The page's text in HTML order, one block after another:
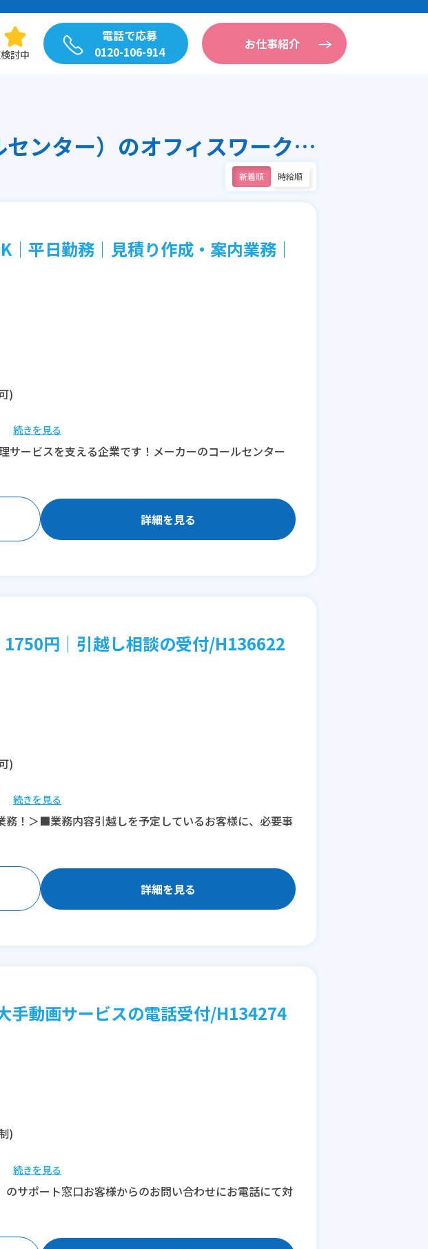
検討中
電話で応募
0120-106-914
お仕事紹介
江東区・その他（コールセンター）のオフィスワーク求人
新着順 時給順
平日勤務｜見積り作成・案内業務｜
)
続きを見る
サービスを支える企業です！メーカーのコールセンター
詳細を見る
円｜引越し相談の受付/H136622
)
続きを見る
務！＞■業務内容引越しを予定しているお客様に、必要事
詳細を見る
手動画サービスの電話受付/H134274
)
続きを見る
のサポート窓口お客様からのお問い合わせにお電話にて対